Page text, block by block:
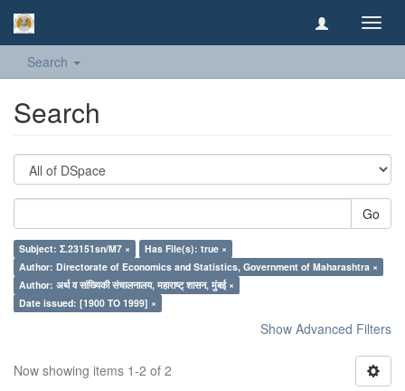
Search
Search
Go
Subject: Σ.23151sn/M7 ×
Has File(s): true ×
Author: Directorate of Economics and Statistics, Government of Maharashtra ×
Author: अर्थ व सांख्यिकी संचालनालय, महाराष्ट् शासन, मुंबई ×
Date issued: [1900 TO 1999] ×
Show Advanced Filters
Now showing items 1-2 of 2